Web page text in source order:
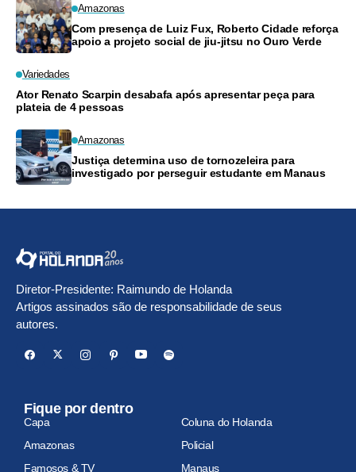
Amazonas
Com presença de Luiz Fux, Roberto Cidade reforça
apoio a projeto social de jiu-jitsu no Ouro Verde
Variedades
Ator Renato Scarpin desabafa após apresentar peça para
plateia de 4 pessoas
Amazonas
Justiça determina uso de tornozeleira para
investigado por perseguir estudante em Manaus
Diretor-Presidente: Raimundo de Holanda
Artigos assinados são de responsabilidade de seus
autores.
Fique por dentro
Capa
Coluna do Holanda
Amazonas
Policial
Famosos & TV
Manaus